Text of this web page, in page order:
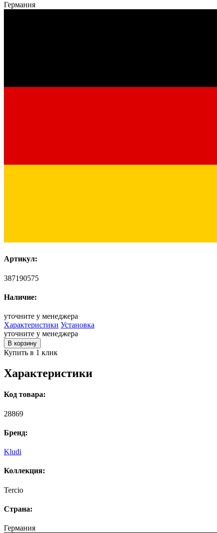
Германия
Артикул:
387190575
Наличие:
уточните у менеджера
Характеристики Установка
уточните у менеджера
В корзину
Купить в 1 клик
Характеристики
Код товара:
28869
Бренд:
Kludi
Коллекция:
Tercio
Страна:
Германия